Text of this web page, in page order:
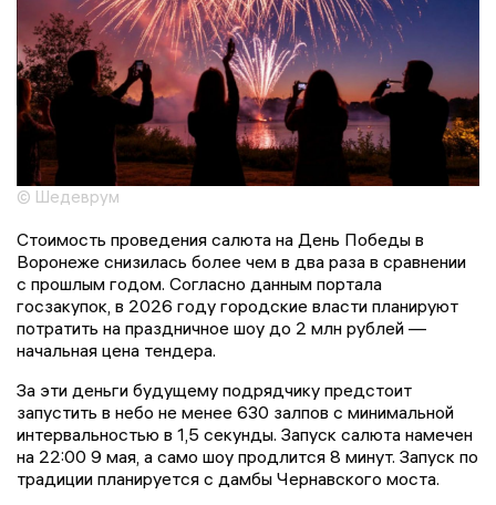
© Шедеврум
Стоимость проведения салюта на День Победы в
Воронеже снизилась более чем в два раза в сравнении
с прошлым годом. Согласно данным портала
госзакупок, в 2026 году городские власти планируют
потратить на праздничное шоу до 2 млн рублей —
начальная цена тендера.
За эти деньги будущему подрядчику предстоит
запустить в небо не менее 630 залпов с минимальной
интервальностью в 1,5 секунды. Запуск салюта намечен
на 22:00 9 мая, а само шоу продлится 8 минут. Запуск по
традиции планируется с дамбы Чернавского моста.